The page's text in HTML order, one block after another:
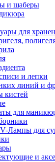
и шаберы
для
и лепки
линий и
кистей
для
Лампы для
и